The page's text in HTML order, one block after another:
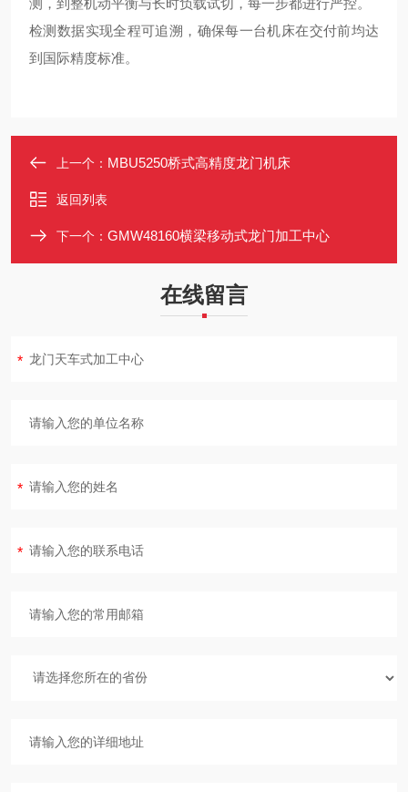
测，到整机动平衡与长时负载试切，每一步都进行严控。
检测数据实现全程可追溯，确保每一台机床在交付前均达
到国际精度标准。
上一个： MBU5250桥式高精度龙门机床
返回列表
下一个： GMW48160横梁移动式龙门加工中心
在线留言